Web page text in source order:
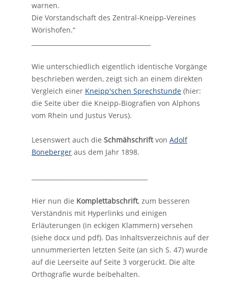
warnen.
Die Vorstandschaft des Zentral-Kneipp-Vereines
Wörishofen.“
Wie unterschiedlich eigentlich identische Vorgänge
beschrieben werden, zeigt sich an einem direkten
Vergleich einer Kneipp'schen Sprechstunde (hier:
die Seite über die Kneipp-Biografien von Alphons
vom Rhein und Justus Verus).
Lesenswert auch die Schmähschriftvon Adolf
Boneberger aus dem Jahr 1898.
Hier nun die Komplettabschrift, zum besseren
Verständnis mit Hyperlinks und einigen
Erläuterungen (in eckigen Klammern) versehen
(siehe docx und pdf). Das Inhaltsverzeichnis auf der
unnummerierten letzten Seite (an sich S. 47) wurde
auf die Leerseite auf Seite 3 vorgerückt. Die alte
Orthografie wurde beibehalten.